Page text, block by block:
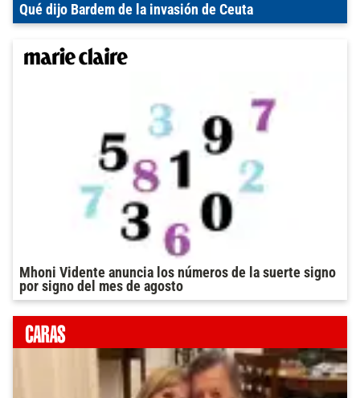
Qué dijo Bardem de la invasión de Ceuta
Mhoni Vidente anuncia los números de la suerte signo
por signo del mes de agosto